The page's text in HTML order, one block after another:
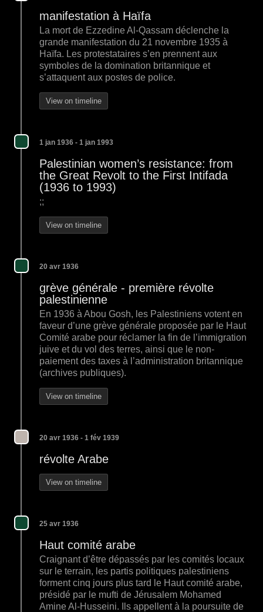
manifestation à Haïfa
La mort de Ezzedine Al-Qassam déclenche la
grande manifestation du 21 novembre 1935 à
Haïfa. Les protestataires s’en prennent aux
symboles de la domination britannique et
s’attaquent aux postes de police.
View on timeline
1 jan 1936 - 1 jan 1993
Palestinian women’s resistance: from
the Great Revolt to the First Intifada
(1936 to 1993)
;;
View on timeline
20 avr 1936
grève générale - première révolte
palestinienne
En 1936 à Abou Gosh, les Palestiniens votent en
faveur d’une grève générale proposée par le Haut
Comité arabe pour réclamer la fin de l’immigration
juive et du vol des terres, ainsi que le non-
paiement des taxes à l’administration britannique
(archives publiques).
View on timeline
20 avr 1936 - 1 fév 1939
révolte Arabe
View on timeline
25 avr 1936
Haut comité arabe
Craignant d’être dépassés par les comités locaux
sur le terrain, les partis politiques palestiniens
forment cinq jours plus tard le Haut comité arabe,
présidé par le mufti de Jérusalem Mohamed
Amine Al-Husseini. Ils appellent à la poursuite de